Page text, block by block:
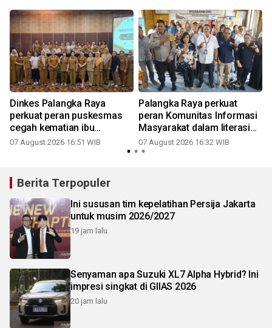
Dinkes Palangka Raya
perkuat peran puskesmas
cegah kematian ibu
melahirkan
07 August 2026 16:51 WIB
Palangka Raya perkuat
peran Komunitas Informasi
Masyarakat dalam literasi
digital
07 August 2026 16:32 WIB
Berita Terpopuler
Ini sususan tim kepelatihan Persija Jakarta
untuk musim 2026/2027
19 jam lalu
Senyaman apa Suzuki XL7 Alpha Hybrid? Ini
impresi singkat di GIIAS 2026
20 jam lalu